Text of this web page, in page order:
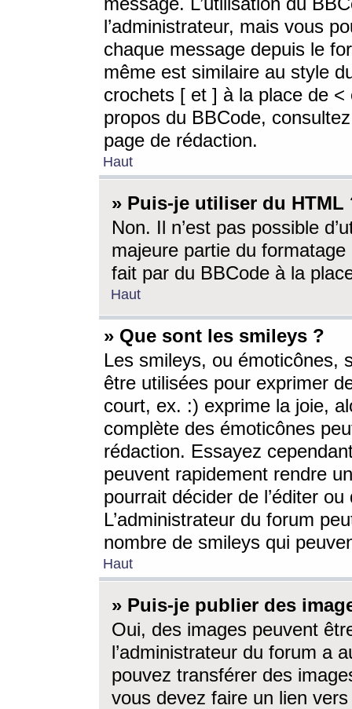
l’administrateur, mais vous
chaque message depuis le
même est similaire au style
crochets [ et ] à la place de <
propos du BBCode,
page de rédaction.
Haut
» Puis-je utiliser du HTML
Non. Il n’est pas possible
majeure partie du
fait par du BBCode à la
Haut
» Que sont les smileys ?
Les smileys, ou émoticônes,
être utilisées pour exprimer
court, ex. :) exprime la joie,
complète des émoticônes
rédaction. Essayez
peuvent rapidement rendre
pourrait décider de l’éditer
L’administrateur du forum
nombre de smileys qui
Haut
» Puis-je publier des
Oui, des images peuvent
l’administrateur du forum a
pouvez transférer des
vous devez faire un lien